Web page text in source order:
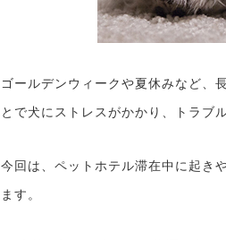
ゴールデンウィークや夏休みなど、
とで犬にストレスがかかり、トラブ
今回は、ペットホテル滞在中に起き
ます。